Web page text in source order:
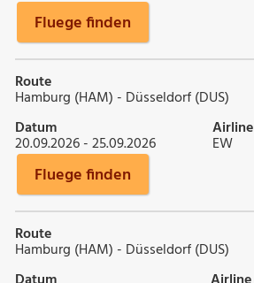
Fluege finden
Route
Hamburg (HAM) - Düsseldorf (DUS)
Datum
20.09.2026 - 25.09.2026
Airline
EW
Fluege finden
Route
Hamburg (HAM) - Düsseldorf (DUS)